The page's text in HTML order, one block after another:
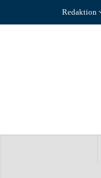
Redaktion